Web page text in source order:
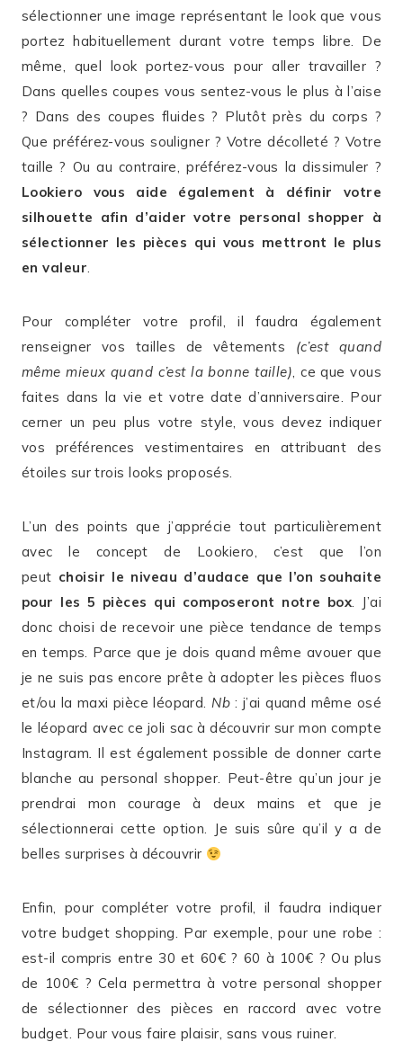
sélectionner une image représentant le look que vous
portez habituellement durant votre temps libre. De
même, quel look portez-vous pour aller travailler ?
Dans quelles coupes vous sentez-vous le plus à l’aise
? Dans des coupes fluides ? Plutôt près du corps ?
Que préférez-vous souligner ? Votre décolleté ? Votre
taille ? Ou au contraire, préférez-vous la dissimuler ?
Lookiero vous aide également à définir votre
silhouette afin d’aider votre personal shopper à
sélectionner les pièces qui vous mettront le plus
en valeur.
Pour compléter votre profil, il faudra également
renseigner vos tailles de vêtements (c’est quand
même mieux quand c’est la bonne taille), ce que vous
faites dans la vie et votre date d’anniversaire. Pour
cerner un peu plus votre style, vous devez indiquer
vos préférences vestimentaires en attribuant des
étoiles sur trois looks proposés.
L’un des points que j’apprécie tout particulièrement
avec le concept de Lookiero, c’est que l’on
peut choisir le niveau d’audace que l’on souhaite
pour les 5 pièces qui composeront notre box. J’ai
donc choisi de recevoir une pièce tendance de temps
en temps. Parce que je dois quand même avouer que
je ne suis pas encore prête à adopter les pièces fluos
et/ou la maxi pièce léopard.Nb : j’ai quand même osé
le léopard avec ce joli sac à découvrir sur mon compte
Instagram. Il est également possible de donner carte
blanche au personal shopper. Peut-être qu’un jour je
prendrai mon courage à deux mains et que je
sélectionnerai cette option. Je suis sûre qu’il y a de
belles surprises à découvrir
Enfin, pour compléter votre profil, il faudra indiquer
votre budget shopping. Par exemple, pour une robe :
est-il compris entre 30 et 60€ ? 60 à 100€ ? Ou plus
de 100€ ? Cela permettra à votre personal shopper
de sélectionner des pièces en raccord avec votre
budget. Pour vous faire plaisir, sans vous ruiner.